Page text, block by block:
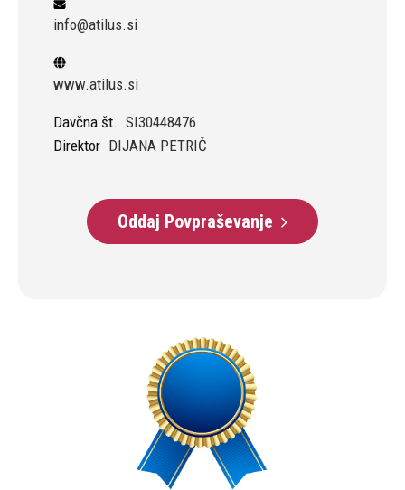
info@atilus.si
www.atilus.si
Davčna št. SI30448476
Direktor DIJANA PETRIČ
Oddaj Povpraševanje